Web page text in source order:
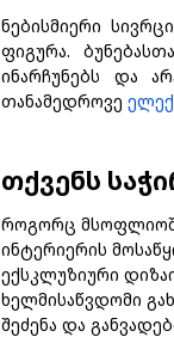
ნებისმიერი
ფიგურა.
ინარჩუნებს და
თანამედროვე
თქვენს
როგორც
ინტერიერის
ექსკლუზიური
ხელმისაწვდომი
შეძენა და